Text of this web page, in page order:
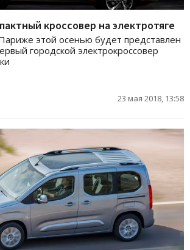
кроссовер на электротяге
этой осенью будет представлен
городской электрокроссовер
23 мая 2018, 13:58